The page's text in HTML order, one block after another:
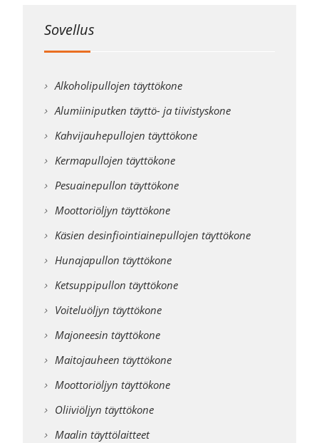
Sovellus
Alkoholipullojen täyttökone
Alumiiniputken täyttö- ja tiivistyskone
Kahvijauhepullojen täyttökone
Kermapullojen täyttökone
Pesuainepullon täyttökone
Moottoriöljyn täyttökone
Käsien desinfiointiainepullojen täyttökone
Hunajapullon täyttökone
Ketsuppipullon täyttökone
Voiteluöljyn täyttökone
Majoneesin täyttökone
Maitojauheen täyttökone
Moottoriöljyn täyttökone
Oliiviöljyn täyttökone
Maalin täyttölaitteet